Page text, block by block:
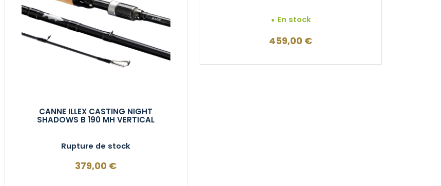
CANNE ILLEX CASTING NIGHT
SHADOWS B 190 MH VERTICAL
Rupture de stock
379,00 €
En stock
459,00 €